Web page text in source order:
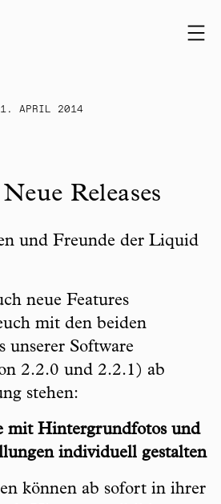
1. APRIL 2014
Releases
und Freunde der Liquid
neue Features
mit den beiden
unserer Software
2.2.0 und 2.2.1) ab
stehen:
mit Hintergrundfotos und
individuell gestalten
können ab sofort in ihrer